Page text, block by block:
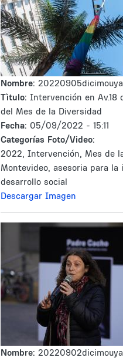
Nombre:
Tìtulo: Intervención en Av.18
del Mes de la Diversidad
Fecha: 05/09/2022 - 15:11
Categorías Foto/Video:
2022, Intervención, Mes de
Montevideo, asesoria para la
desarrollo social
Descargar Imagen
Nombre: